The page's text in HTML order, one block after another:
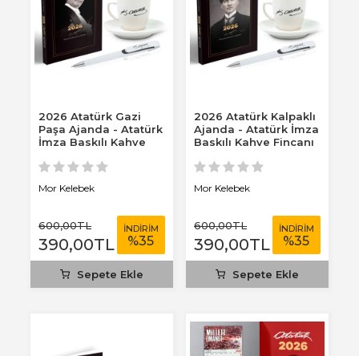
2026 Atatürk Gazi
Paşa Ajanda - Atatürk
İmza Baskılı Kahve
Mor Kelebek
600,00TL
390,00TL
İNDİRİM
%35
Sepete Ekle
2026 Atatürk Kalpaklı
Ajanda - Atatürk İmza
Baskılı Kahve Fincanı
Mor Kelebek
600,00TL
390,00TL
İNDİRİM
%35
Sepete Ekle